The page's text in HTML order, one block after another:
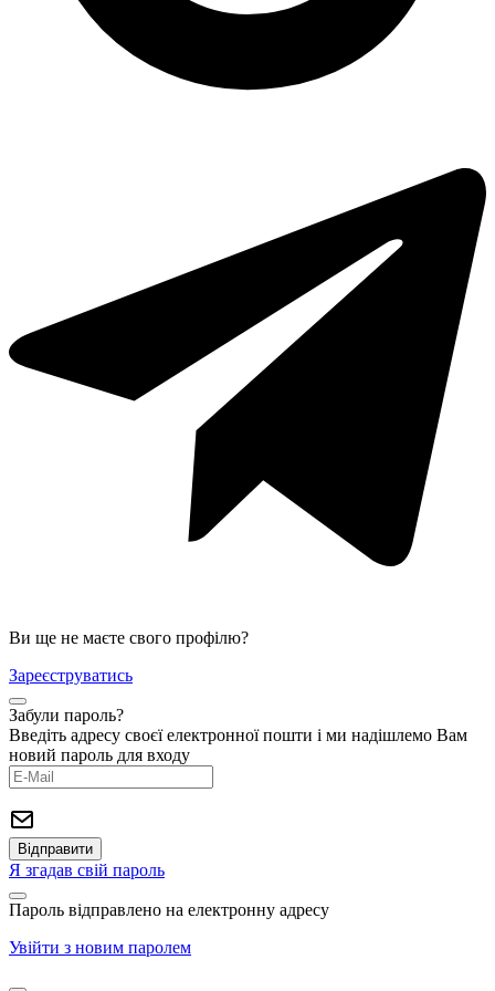
Пластмасові відра харчові
Ви ще не маєте свого профілю?
Зареєструватись
Забули пароль?
Введіть адресу своєї електронної пошти і ми надішлемо Вам
новий пароль для входу
Я згадав свій пароль
Пароль відправлено на електронну адресу
Увійти з новим паролем